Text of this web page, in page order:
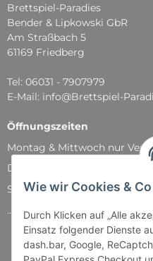
Wie wir Cookies &
Durch Klicken auf „Alle
Einsatz folgender Dienste
dash.bar, Google,
Brettspiel-Paradies
Bender & Lipkowski GbR
Am Straßbach 5
61169 Friedberg
Tel: 06031 - 7907979
E-Mail: info@Brettspiel-
Öffnungszeiten
Montag & Mittwoch nur
Dienstag, Donnerstag und
Samstag: 11:00 - 14:00 Uhr
...und natürlich während